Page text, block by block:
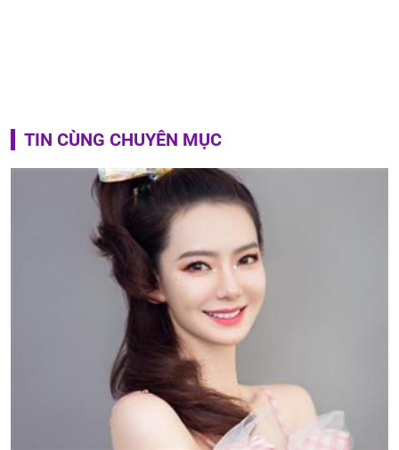
TIN CÙNG CHUYÊN MỤC